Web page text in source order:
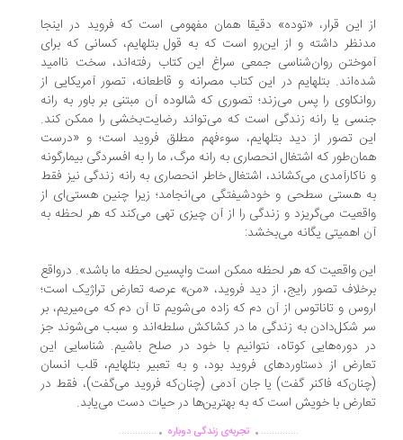
این قرار، «توده» دقیقا همان مفهومی است که فروید در اینجا
داشته و از این‌رو است که به‌ قول بتلهایم، کسانی که برای
روان‌شناسی جمعی سراغ این کتاب رفته‌اند، سخت ناامید
بتلهایم در این کتاب مصرانه و قاطعانه، تصور آمریکایی از
را پس می‌زند؛ تصوری که شالوده آن مبتنی بر باور به رانه
یا رانه زندگی است که می‌تواند رضایت‌بخشی را ممکن کند.
تصور از دید بتلهایم، سوءفهم مطلق فروید است؛ و «درست
که اشتغال انحصاری به رانه مرگ، ما را به افسردگی بیمارگونه
می‌کشاند، اشتغال خاطر انحصاری به رانه زندگی نیز فقط
هستی سطحی و خودشیفتگی می‌انجامد؛ زیرا چنین هستی‌ای از
می‌گریزد و زندگی را از آن چیزی تهی می‌کند که هر لحظه به
اهمیتی یگانه می‌بخشد:
واقعیت که هر لحظه ممکن است واپسین لحظه ما باشد». درواقع
تصور رایج، از دید فروید، «من» عرصه تعارض تراژیک است؛
و تاناتوس از آن دم که زاده می‌شویم تا آن دم که می‌میریم، بر
شکل‌دادن به زندگی ما در کشاکش سلطه‌اند و سبب می‌شوند جز
دوره‌هایی کوتاه، نتوانیم با خود در صلح باشیم. شناسایی این
از دستاوردهای فروید بود، و به‌ تعبیر بتلهایم، قلب انسان
فاکنر گفت) یا جان آدمی (چنان‌که فروید می‌گفت)، فقط در
با خویش است که به بهترین‌ها در حیات دست می‌یابد.
...............تجربه‌ی زندگی دوباره ...............